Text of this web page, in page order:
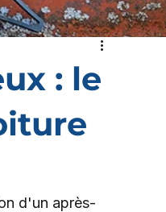
: le
d'un après-